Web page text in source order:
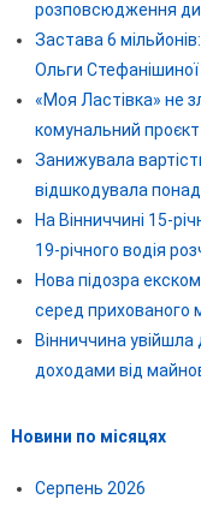
розповсюдження
Застава 6
Ольги Стефанішиної
«Моя Ластівка» не
комунальний
Занижувала
відшкодувала
На Вінниччині 15-
19-річного водія
Нова підозра
серед прихованого
Вінниччина увійшла
доходами від
Новини по місяцях
Серпень 2026